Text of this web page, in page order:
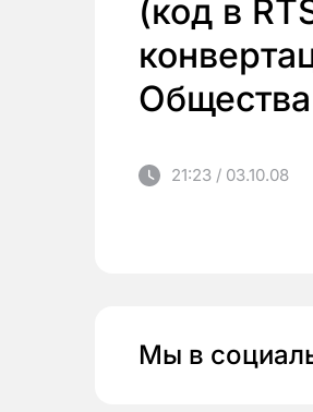
(код в
Общества
21:23 / 03.10.08
Мы в